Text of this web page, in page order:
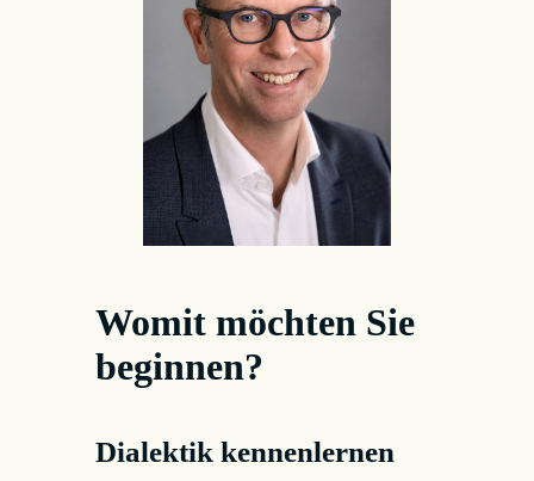
Womit möchten Sie
beginnen?
Dialektik kennenlernen